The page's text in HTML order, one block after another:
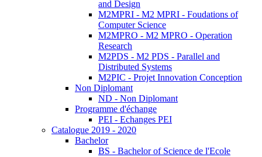
and Design
M2MPRI - M2 MPRI - Foudations of
Computer Science
M2MPRO - M2 MPRO - Operation
Research
M2PDS - M2 PDS - Parallel and
Distributed Systems
M2PIC - Projet Innovation Conception
Non Diplomant
ND - Non Diplomant
Programme d'échange
PEI - Echanges PEI
Catalogue 2019 - 2020
Bachelor
BS - Bachelor of Science de l'Ecole